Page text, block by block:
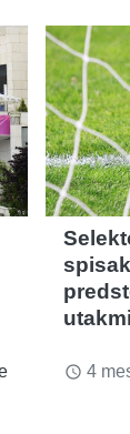
access_time 4